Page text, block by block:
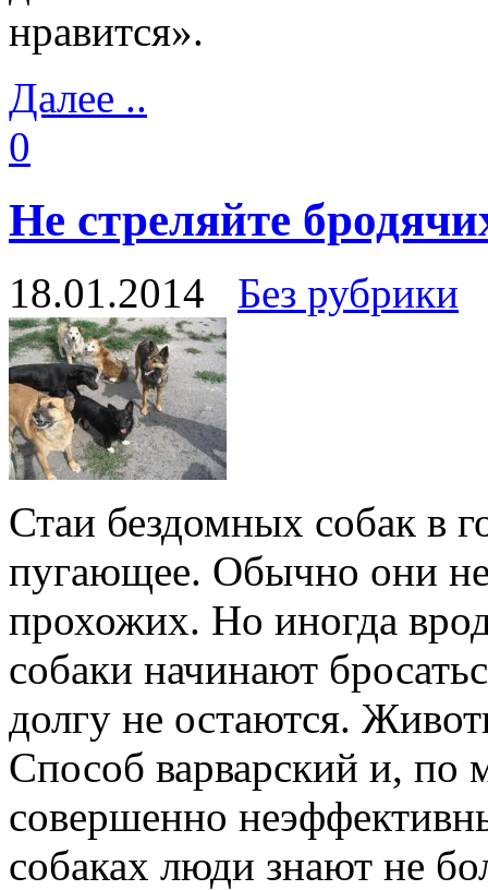
нравится».
Далее ..
0
Не стреляйте
18.01.2014 Без рубрики
Стаи бездомных собак в
пугающее. Обычно они
прохожих. Но иногда
собаки начинают
долгу не остаются.
Способ варварский и, по
совершенно
собаках люди знают не